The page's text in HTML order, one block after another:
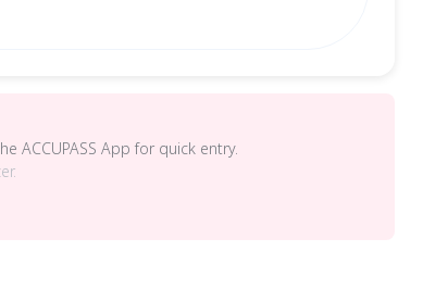
ACCUPASS App for quick entry.